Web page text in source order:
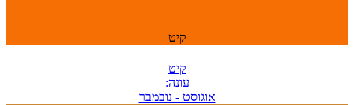
קיט
קיט
עונה:
אוגוסט - נובמבר